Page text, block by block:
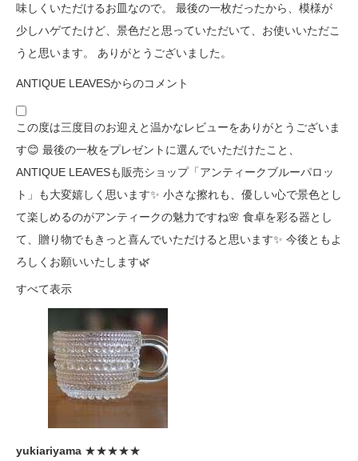
味しくいただけるお皿なので。 最後の一枚だったから、模様が
少しハゲてたけど、景色だと思っていただいて、お使いいただこ
うと思います。 ありがとうございました。
ANTIQUE LEAVESからのコメント
この度は三度目のお迎えと温かなレビューをありがとうございま
す😊 最後の一枚をプレゼントに選んでいただけたこと、
ANTIQUE LEAVESも販売ショップ「アンティークブルーパロッ
ト」も大変嬉しく思います✨ 小さな擦れも、優しい心で景色とし
て楽しめるのがアンティークの魅力ですね🌸 食卓を彩る器とし
て、贈り物でもきっと喜んでいただけると思います✨ 今後ともよ
ろしくお願いいたします🌿
すべて表示
yukiariyama ★★★★★